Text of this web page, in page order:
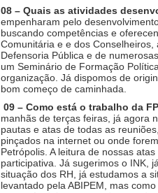
08 – Quais as atividades
empenharam pelo
buscando competências e
Comunitária e e dos
Defensoria Pública e de
um Seminário de Formação
organização. Já dispomos de
bom começo de caminhada.
09 – Como está o trabalho da
manhãs de terças feiras, já agora
pautas e atas de todas as
pinçados na internet ou onde
Petrópolis. A leitura de nossas
participativa. Já sugerimos o INK,
situação dos RH, já estudamos a
levantado pela ABIPEM, mas